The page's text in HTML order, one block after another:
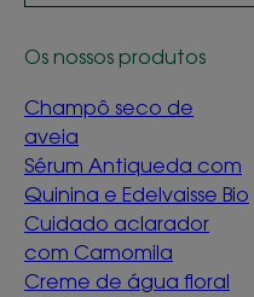
Os nossos produtos
Champô seco de
aveia
Sérum Antiqueda com
Quinina e Edelvaisse Bio
Cuidado aclarador
com Camomila
Creme de água floral